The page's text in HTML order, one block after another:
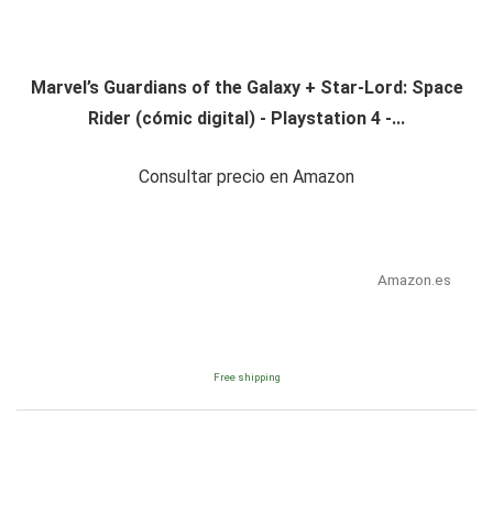
Marvel’s Guardians of the Galaxy + Star-Lord: Space
Rider (cómic digital) - Playstation 4 -...
Consultar precio en Amazon
Amazon.es
Free shipping